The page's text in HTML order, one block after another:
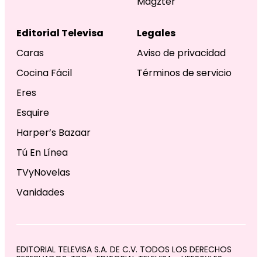
Editorial Televisa
Caras
Cocina Fácil
Eres
Esquire
Harper’s Bazaar
Tú En Línea
TVyNovelas
Vanidades
Legales
Aviso de privacidad
Términos de servicio
EDITORIAL TELEVISA S.A. DE C.V. TODOS LOS DERECHOS